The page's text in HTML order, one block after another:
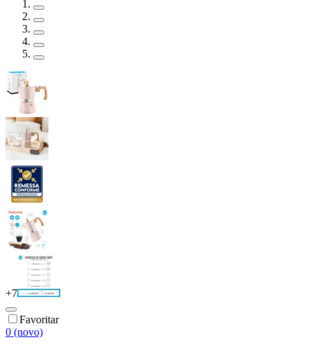
+7
Favoritar
0 (novo)